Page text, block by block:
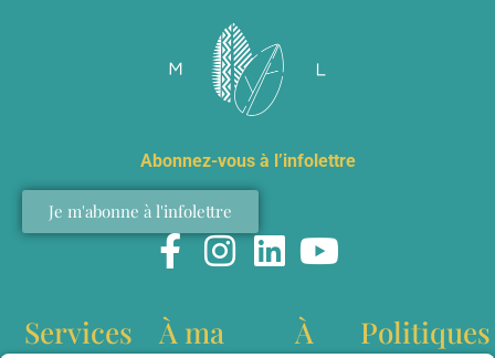
Abonnez-vous à l’infolettre
Je m'abonne à l'infolettre
Services
À ma
À
Politiques